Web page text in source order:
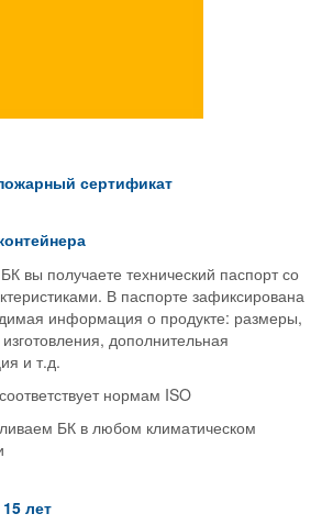
сертификат
вы получаете технический паспорт со
В паспорте зафиксирована
информация о продукте: размеры,
дополнительная
и т.д.
нормам ISO
БК в любом климатическом
лет